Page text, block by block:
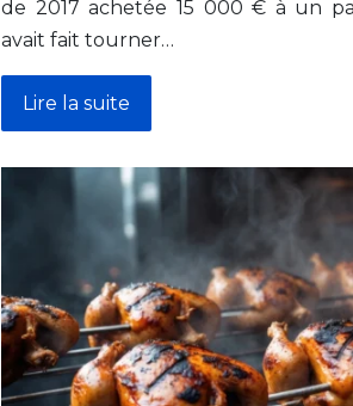
de 2017 achetée 15 000 € à un
avait fait tourner…
Lire la suite